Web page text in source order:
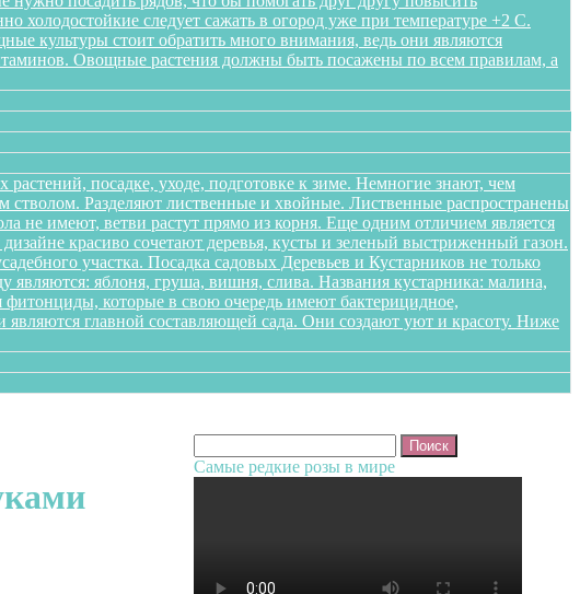
холодостойкие следует сажать в огород уже при температуре +2 С.
культуры стоит обратить много внимания, ведь они являются
Овощные растения должны быть посажены по всем правилам, а
посадке, уходе, подготовке к зиме. Немногие знают, чем
стволом. Разделяют лиственные и хвойные. Лиственные распространены
не имеют, ветви растут прямо из корня. Еще одним отличием является
красиво сочетают деревья, кусты и зеленый выстриженный газон.
участка. Посадка садовых Деревьев и Кустарников не только
яблоня, груша, вишня, слива. Названия кустарника: малина,
которые в свою очередь имеют бактерицидное,
главной составляющей сада. Они создают уют и красоту. Ниже
Самые редкие розы в мире